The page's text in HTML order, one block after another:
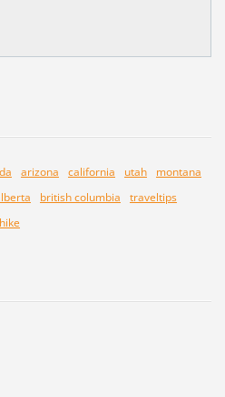
arizona california utah
montana
british columbia
traveltips
hike